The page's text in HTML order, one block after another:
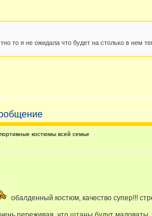
то я не ожидала что будет на столько в нем
костюмы всей семье
обалденный костюм, качество супер!!!